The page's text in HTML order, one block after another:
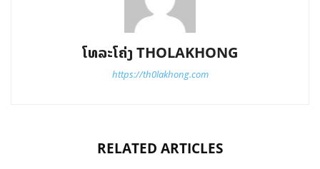
ໂທລະໂຄ່ງ THOLAKHONG
https://th0lakhong.com
RELATED ARTICLES